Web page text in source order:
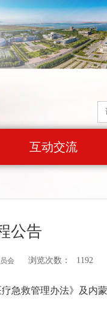
互动交流
公告
会 浏览次数： 1192
救管理办法》及内蒙